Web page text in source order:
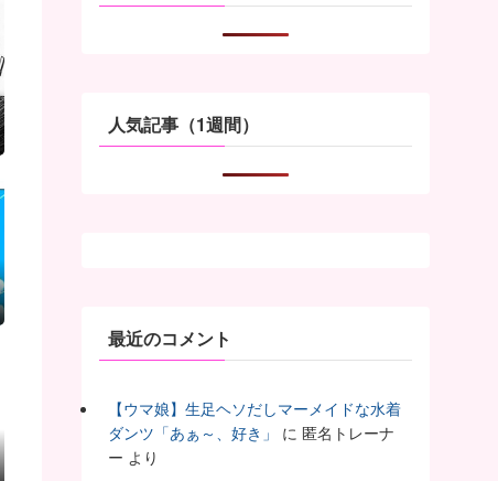
人気記事（1週間）
最近のコメント
【ウマ娘】生足ヘソだしマーメイドな水着
ダンツ「あぁ～、好き」
に 匿名トレーナ
ー より